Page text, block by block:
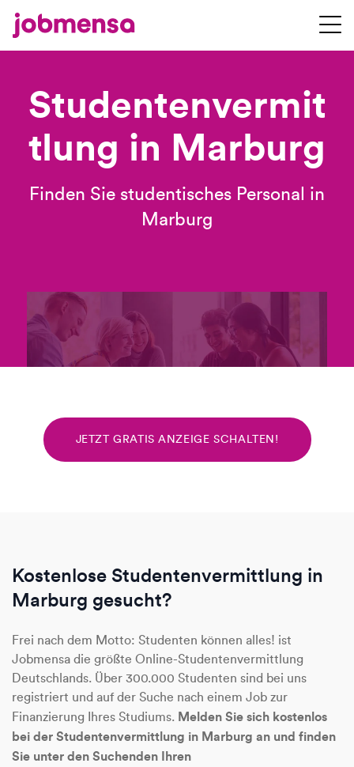
Studentenvermit
tlung in Marburg
Finden Sie studentisches Personal in
Marburg
JETZT GRATIS ANZEIGE SCHALTEN!
Kostenlose Studentenvermittlung in
Marburg gesucht?
Frei nach dem Motto: Studenten können alles! ist
Jobmensa die größte Online-Studentenvermittlung
Deutschlands. Über 300.000 Studenten sind bei uns
registriert und auf der Suche nach einem Job zur
Finanzierung Ihres Studiums. Melden Sie sich kostenlos
bei der Studentenvermittlung in Marburg an und finden
Sie unter den Suchenden Ihren